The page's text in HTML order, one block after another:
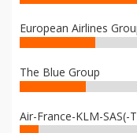
European Airlines
The Blue Group
Air-France-KLM-SAS(-